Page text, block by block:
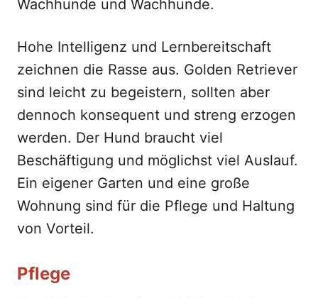
Wachhunde und Wachhunde.
Hohe Intelligenz und Lernbereitschaft
zeichnen die Rasse aus. Golden Retriever
sind leicht zu begeistern, sollten aber
dennoch konsequent und streng erzogen
werden. Der Hund braucht viel
Beschäftigung und möglichst viel Auslauf.
Ein eigener Garten und eine große
Wohnung sind für die Pflege und Haltung
von Vorteil.
Pflege